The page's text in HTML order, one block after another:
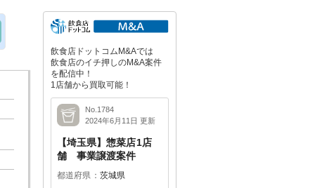
飲食店ドットコムM&Aでは
飲食店のイチ押しのM&A案件
を配信中！
1店舗から買取可能！
No.1784
2024年6月11日 更新
【埼玉県】惣菜店1店
舗 事業譲渡案件
都道府県
茨城県